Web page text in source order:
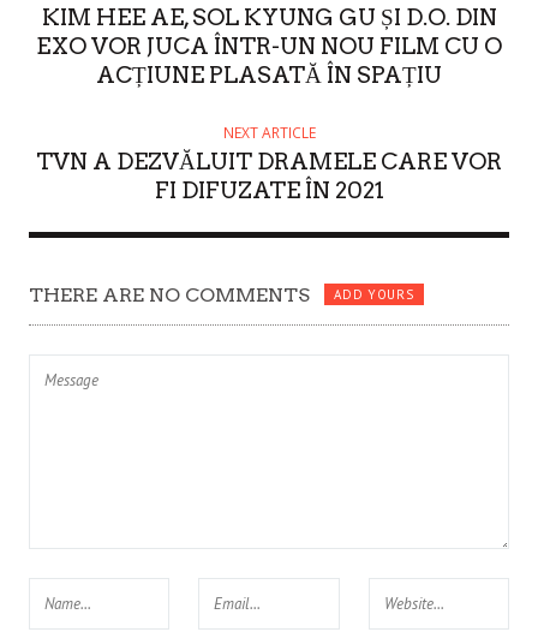
KIM HEE AE, SOL KYUNG GU ȘI D.O. DIN
EXO VOR JUCA ÎNTR-UN NOU FILM CU O
ACȚIUNE PLASATĂ ÎN SPAȚIU
NEXT ARTICLE
TVN A DEZVĂLUIT DRAMELE CARE VOR
FI DIFUZATE ÎN 2021
THERE ARE NO COMMENTS ADD YOURS